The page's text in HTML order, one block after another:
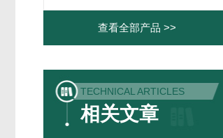
查看全部产品 >>
TECHNICAL ARTICLES
相关文章